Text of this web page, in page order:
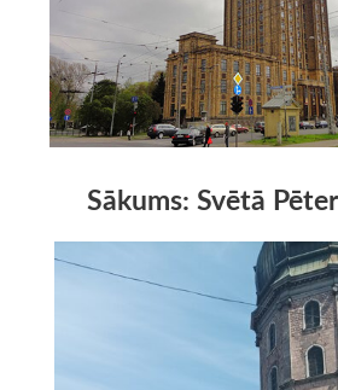
Sākums: Svētā